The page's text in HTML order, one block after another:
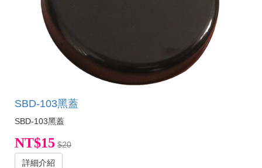
SBD-103黑蓋
SBD-103黑蓋
NT$15 $20
詳細介紹